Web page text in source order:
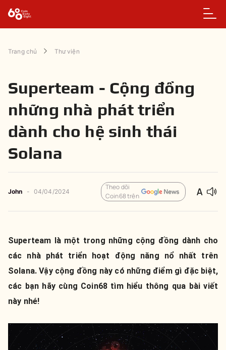
Trang chủ Thư viện
Superteam - Cộng đồng
những nhà phát triển
dành cho hệ sinh thái
Solana
John - 04/04/2024
Theo dõi
Coin68 trên
Superteam là một trong những cộng đồng dành cho
các nhà phát triển hoạt động năng nổ nhất trên
Solana. Vậy cộng đồng này có những điểm gì đặc biệt,
các bạn hãy cùng Coin68 tìm hiểu thông qua bài viết
này nhé!